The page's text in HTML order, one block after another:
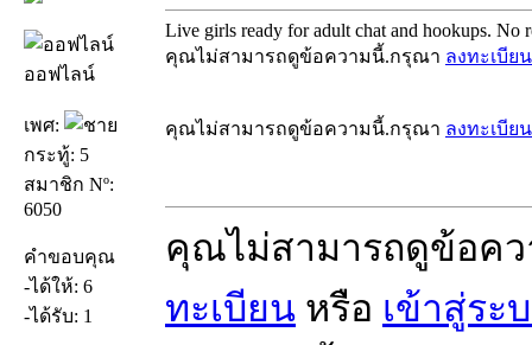
ออฟไลน์
เพศ:
กระทู้: 5
สมาชิก Nº:
6050
คำขอบคุณ
-ได้ให้: 6
-ได้รับ: 1
Live girls ready for adult chat and hookups. No
คุณไม่สามารถดูข้อความนี้.กรุณา ลงทะเบียน
คุณไม่สามารถดูข้อความนี้.กรุณา ลงทะเบียน
คุณไม่สามารถดูข้อค
ทะเบียน หรือ เข้าสู่ระ